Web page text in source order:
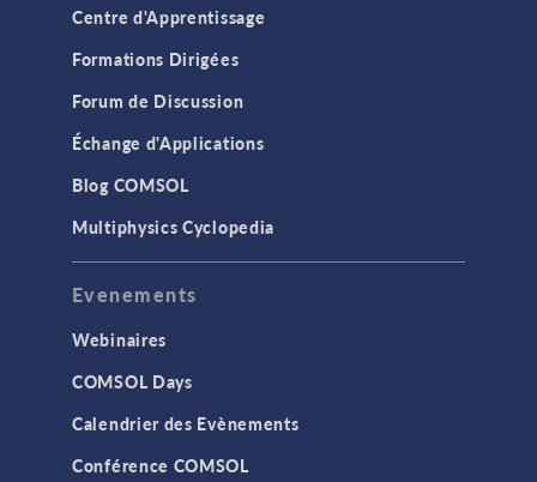
Centre d'Apprentissage
Formations Dirigées
Forum de Discussion
Échange d'Applications
Blog COMSOL
Multiphysics Cyclopedia
Evenements
Webinaires
COMSOL Days
Calendrier des Evènements
Conférence COMSOL